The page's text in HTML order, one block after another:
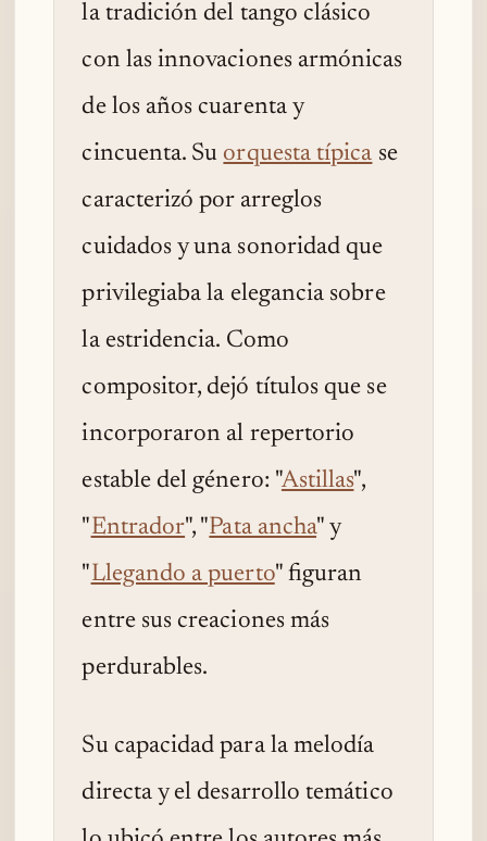
la tradición del tango clásico
con las innovaciones armónicas
de los años cuarenta y
cincuenta. Su orquesta típica se
caracterizó por arreglos
cuidados y una sonoridad que
privilegiaba la elegancia sobre
la estridencia. Como
compositor, dejó títulos que se
incorporaron al repertorio
estable del género: "Astillas",
"Entrador", "Pata ancha" y
"Llegando a puerto" figuran
entre sus creaciones más
perdurables.
Su capacidad para la melodía
directa y el desarrollo temático